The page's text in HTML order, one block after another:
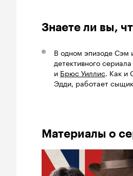
Знаете ли вы,
В одном эпизоде Сэм
детективного
и Брюс Уиллис. Как и
Эдди, работает
Материалы о